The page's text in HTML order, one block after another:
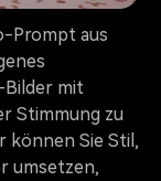
Prompt aus
Bilder mit
Stimmung zu
können Sie Stil,
umsetzen,